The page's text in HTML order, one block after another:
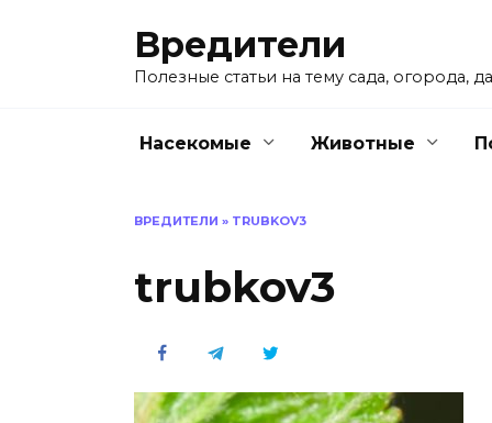
Вредители
Полезные статьи на тему сада, огорода,
Насекомые Животные
ВРЕДИТЕЛИ » TRUBKOV3
trubkov3